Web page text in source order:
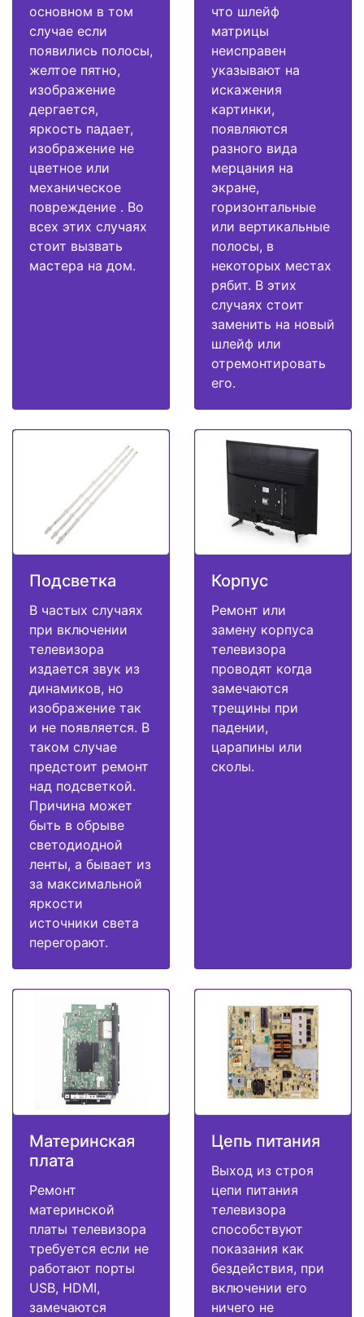
основном в том
случае если
появились полосы,
желтое пятно,
изображение
дергается,
яркость падает,
изображение не
цветное или
механическое
повреждение . Во
всех этих случаях
стоит вызвать
мастера на дом.
что шлейф
матрицы
неисправен
указывают на
искажения
картинки,
появляются
разного вида
мерцания на
экране,
горизонтальные
или вертикальные
полосы, в
некоторых местах
рябит. В этих
случаях стоит
заменить на новый
шлейф или
отремонтировать
его.
Подсветка
В частых случаях
при включении
телевизора
издается звук из
динамиков, но
изображение так
и не появляется. В
таком случае
предстоит ремонт
над подсветкой.
Причина может
быть в обрыве
светодиодной
ленты, а бывает из
за максимальной
яркости
источники света
перегорают.
Корпус
Ремонт или
замену корпуса
телевизора
проводят когда
замечаются
трещины при
падении,
царапины или
сколы.
Материнская
плата
Ремонт
материнской
платы телевизора
требуется если не
работают порты
USB, HDMI,
замечаются
Цепь питания
Выход из строя
цепи питания
телевизора
способствуют
показания как
бездействия, при
включении его
ничего не